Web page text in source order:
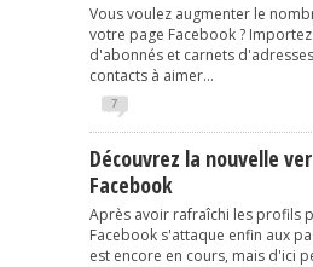
Vous voulez augmenter le
votre page Facebook ?
d'abonnés et carnets
contacts à aimer...
7
Découvrez la nouvelle
Facebook
Après avoir rafraîchi les profils
Facebook s'attaque enfin aux
est encore en cours, mais d'ici